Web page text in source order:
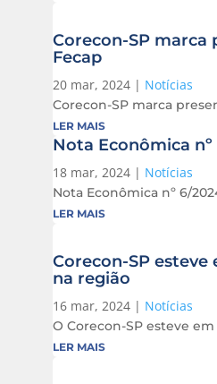
Corecon-SP marca
Fecap
20 mar, 2024| Notícias
Corecon-SP marca
LER MAIS
Nota Econômica
18 mar, 2024| Notícias
Nota Econômica nº 6/
LER MAIS
Corecon-SP
na região
16 mar, 2024| Notícias
O Corecon-SP esteve em
LER MAIS